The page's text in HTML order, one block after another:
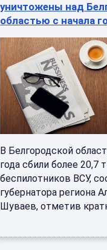
уничтожены над
областью с начала
В Белгородской
года сбили более 20,7
беспилотников ВСУ,
губернатора региона
Шуваев, отметив